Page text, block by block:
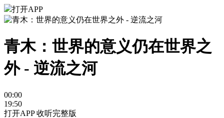
打开APP
青木：世界的意义仍在世界之
外 - 逆流之河
00:00
19:50
打开APP 收听完整版